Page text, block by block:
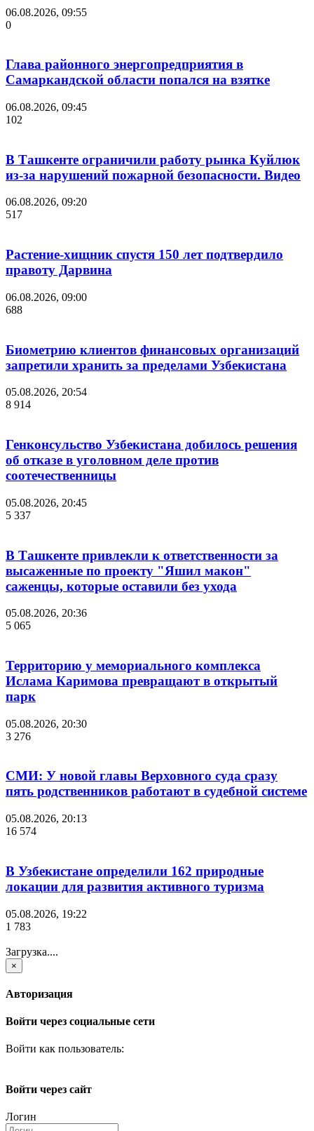
06.08.2026, 09:55
0
Глава районного энергопредприятия в
Самаркандской области попался на взятке
06.08.2026, 09:45
102
В Ташкенте ограничили работу рынка Куйлюк
из-за нарушений пожарной безопасности. Видео
06.08.2026, 09:20
517
Растение-хищник спустя 150 лет подтвердило
правоту Дарвина
06.08.2026, 09:00
688
Биометрию клиентов финансовых организаций
запретили хранить за пределами Узбекистана
05.08.2026, 20:54
8 914
Генконсульство Узбекистана добилось решения
об отказе в уголовном деле против
соотечественницы
05.08.2026, 20:45
5 337
В Ташкенте привлекли к ответственности за
высаженные по проекту "Яшил макон"
саженцы, которые оставили без ухода
05.08.2026, 20:36
5 065
Территорию у мемориального комплекса
Ислама Каримова превращают в открытый
парк
05.08.2026, 20:30
3 276
СМИ: У новой главы Верховного суда сразу
пять родственников работают в судебной системе
05.08.2026, 20:13
16 574
В Узбекистане определили 162 природные
локации для развития активного туризма
05.08.2026, 19:22
1 783
Загрузка....
×
Авторизация
Войти через социальные сети
Войти как пользователь:
Войти через сайт
Логин